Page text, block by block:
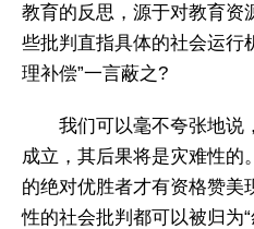
教育的反思，源于对教育资
些批判直指具体的社会运行
理补偿”一言蔽之?
我们可以毫不夸张地说
成立，其后果将是灾难性的
的绝对优胜者才有资格赞美
性的社会批判都可以被归为